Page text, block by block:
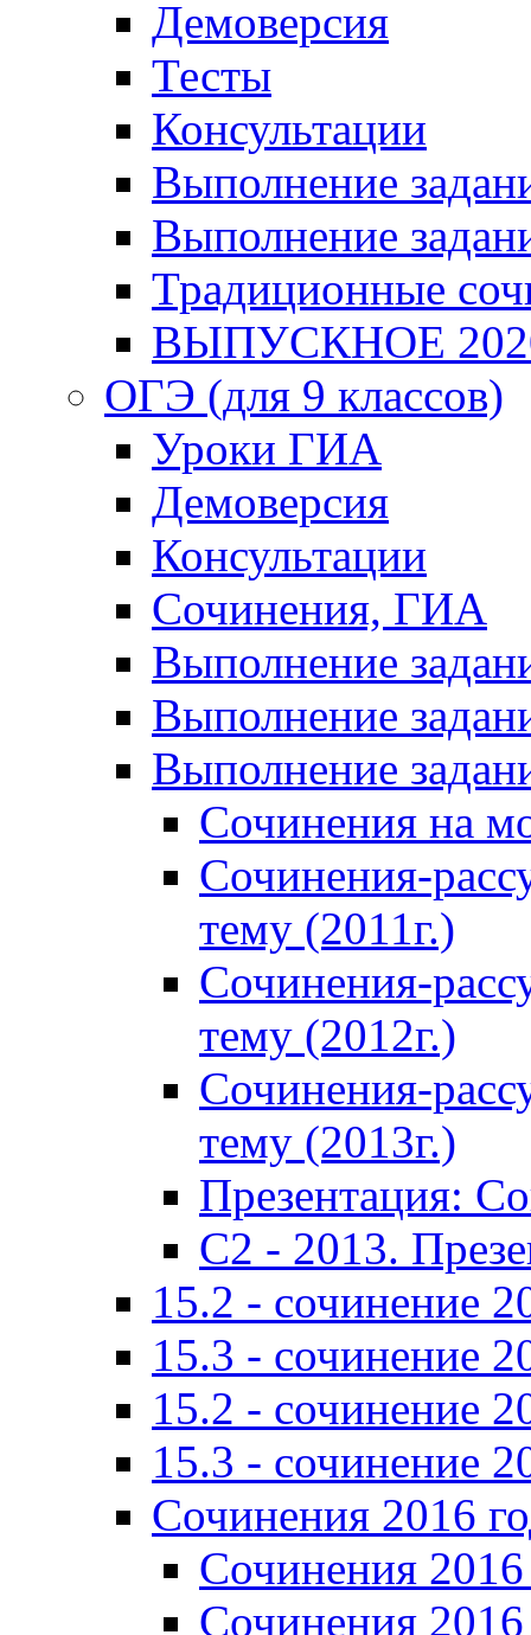
Демоверсия
Тесты
Консультации
Выполнение
Выполнение
Традиционные
ВЫПУСКНОЕ
ОГЭ (для 9 классов)
Уроки ГИА
Демоверсия
Консультации
Сочинения, ГИА
Выполнение
Выполнение
Выполнение
Сочинения на
Сочинения-
тему (2011г.)
Сочинения-
тему (2012г.)
Сочинения-
тему (2013г.)
Презентация:
C2 - 2013.
15.2 - сочинение
15.3 - сочинение
15.2 - сочинение
15.3 - сочинение
Сочинения 2016
Сочинения
Сочинения